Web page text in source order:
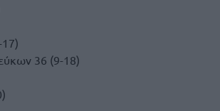
36 (9-18)